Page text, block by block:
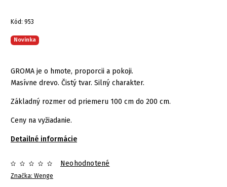
Kód: 953
Novinka
GROMA je o hmote, proporcii a pokoji.
Masívne drevo. Čistý tvar. Silný charakter.
Základný rozmer od priemeru 100 cm do 200 cm.
Ceny na vyžiadanie.
Detailné informácie
Značka: Wenge
Neohodnotené